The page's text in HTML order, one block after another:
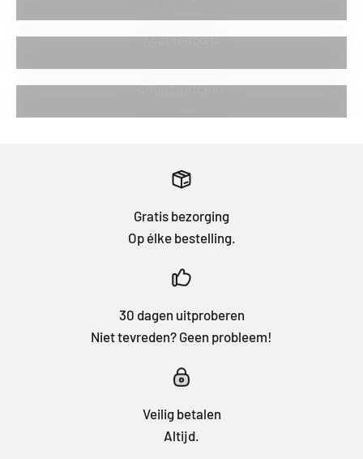
Koptelefoons
Smartwatches
Gratis bezorging
Op élke bestelling.
30 dagen uitproberen
Niet tevreden? Geen probleem!
Veilig betalen
Altijd.